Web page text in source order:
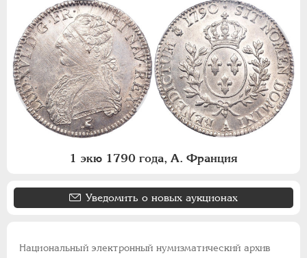
1 экю 1790 года, А. Франция
Уведомить о новых аукционах
Национальный электронный нумизматический архив